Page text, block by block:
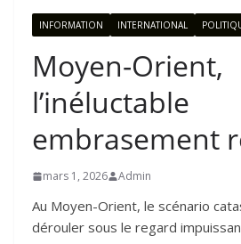
INFORMATION INTERNATIONAL
Moyen-Orient,
l’inéluctable
embrasement
mars 1, 2026 Admin
Au Moyen-Orient, le scénario
dérouler sous le regard